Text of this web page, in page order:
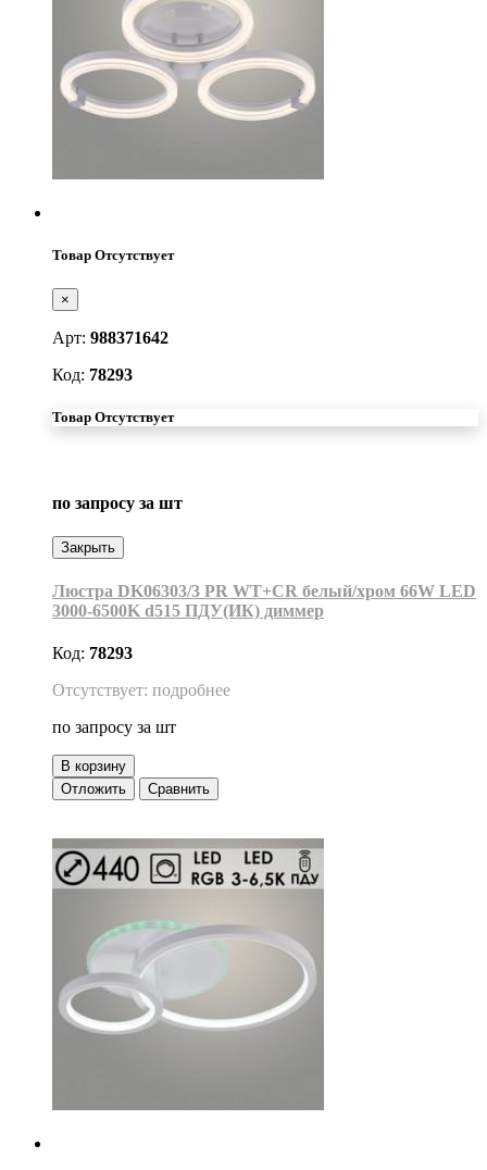
Товар Отсутствует
×
Арт: 988371642
Код: 78293
Товар Отсутствует
по запросу за шт
Закрыть
Люстра DK06303/3 PR WT+CR белый/хром 66W LED
3000-6500K d515 ПДУ(ИК) диммер
Код: 78293
Отсутствует: подробнее
по запросу за шт
В корзину
Отложить
Сравнить